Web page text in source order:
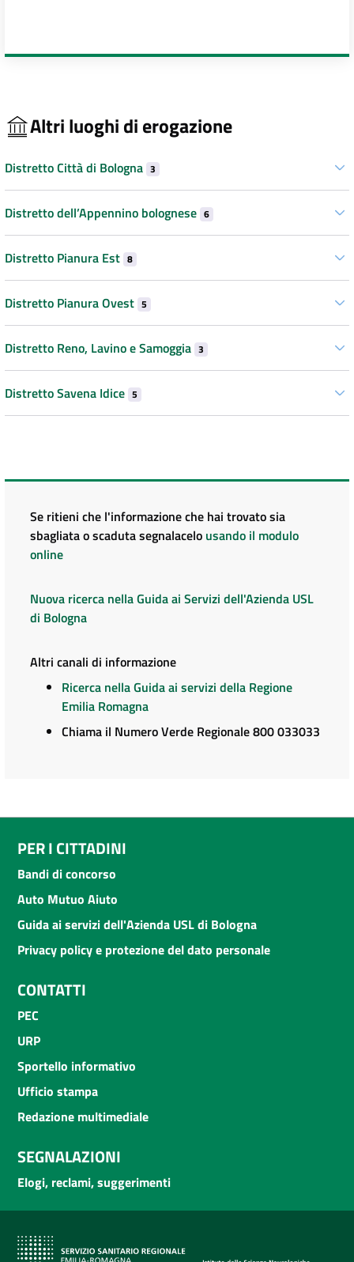
Altri luoghi di erogazione
Distretto Città di Bologna 3
Distretto dell’Appennino bolognese 6
Distretto Pianura Est 8
Distretto Pianura Ovest 5
Distretto Reno, Lavino e Samoggia 3
Distretto Savena Idice 5
Se ritieni che l'informazione che hai trovato sia
sbagliata o scaduta segnalacelo usando il modulo
online
Nuova ricerca nella Guida ai Servizi dell'Azienda USL
di Bologna
Altri canali di informazione
Ricerca nella Guida ai servizi della Regione
Emilia Romagna
Chiama il Numero Verde Regionale 800 033033
PER I CITTADINI
Bandi di concorso
Auto Mutuo Aiuto
Guida ai servizi dell'Azienda USL di Bologna
Privacy policy e protezione del dato personale
CONTATTI
PEC
URP
Sportello informativo
Ufficio stampa
Redazione multimediale
SEGNALAZIONI
Elogi, reclami, suggerimenti